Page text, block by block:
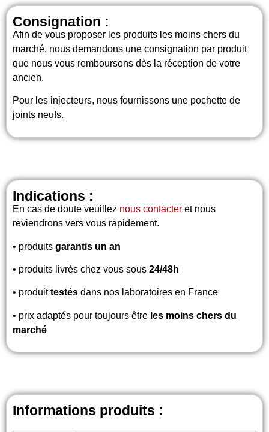
Consignation :
Afin de vous proposer les produits les moins chers du
marché, nous demandons une consignation par produit
que nous vous remboursons dès la réception de votre
ancien.
Pour les injecteurs, nous fournissons une pochette de
joints neufs.
Indications :
En cas de doute veuillez nous contacter et nous
reviendrons vers vous rapidement.
• produits garantis un an
• produits livrés chez vous sous 24/48h
• produittestés dans nos laboratoires en France
• prix adaptés pour toujours être les moins chers du
marché
Informations produits :